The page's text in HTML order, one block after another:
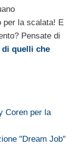
per la scalata! E
Pensate di
di quelli che
Coren per la
"Dream Job"